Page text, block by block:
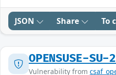
JSON Share To
OPENSUSE-
Vulnerability from